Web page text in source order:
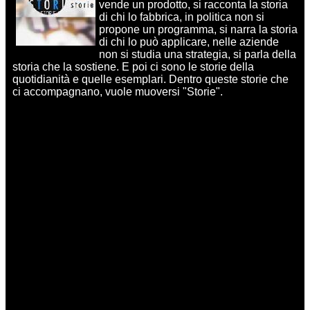
vende un prodotto, si racconta la storia
di chi lo fabbrica, in politica non si
propone un programma, si narra la storia
di chi lo può applicare, nelle aziende
non si studia una strategia, si parla della
storia che la sostiene. E poi ci sono le storie della
quotidianità e quelle esemplari. Dentro queste storie che
ci accompagnano, vuole muoversi "Storie".